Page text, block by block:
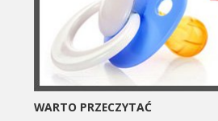
WARTO PRZECZYTAĆ